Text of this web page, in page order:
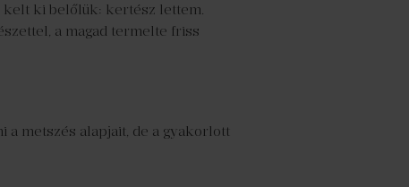
kelt ki belőlük: kertész lettem.
a magad termelte friss
metszés alapjait, de a gyakorlott